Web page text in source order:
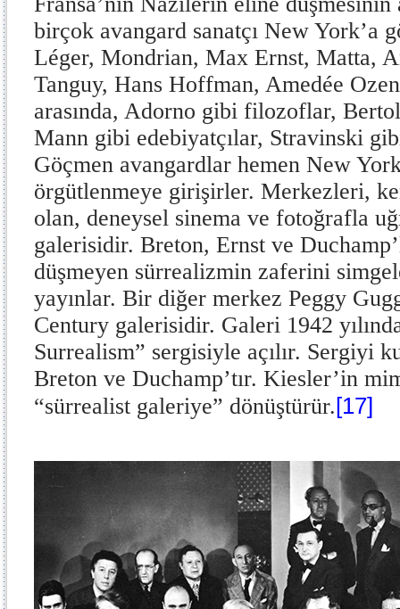
birçok avangard sanatçı New York’a
Léger, Mondrian, Max Ernst, Matta,
Tanguy, Hans Hoffman, Amedée
arasında, Adorno gibi filozoflar,
Mann gibi edebiyatçılar, Stravinski
Göçmen avangardlar hemen New
örgütlenmeye girişirler. Merkezleri,
olan, deneysel sinema ve fotoğrafla
galerisidir. Breton, Ernst ve
düşmeyen sürrealizmin zaferini
yayınlar. Bir diğer merkez Peggy
Century galerisidir. Galeri 1942
Surrealism” sergisiyle açılır. Sergiyi
Breton ve Duchamp’tır. Kiesler’in
“sürrealist galeriye” dönüştürür.[17]